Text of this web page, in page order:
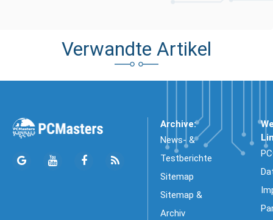
Verwandte Artikel
Archive:
News- &
Testberichte
Sitemap
Sitemap &
Archiv